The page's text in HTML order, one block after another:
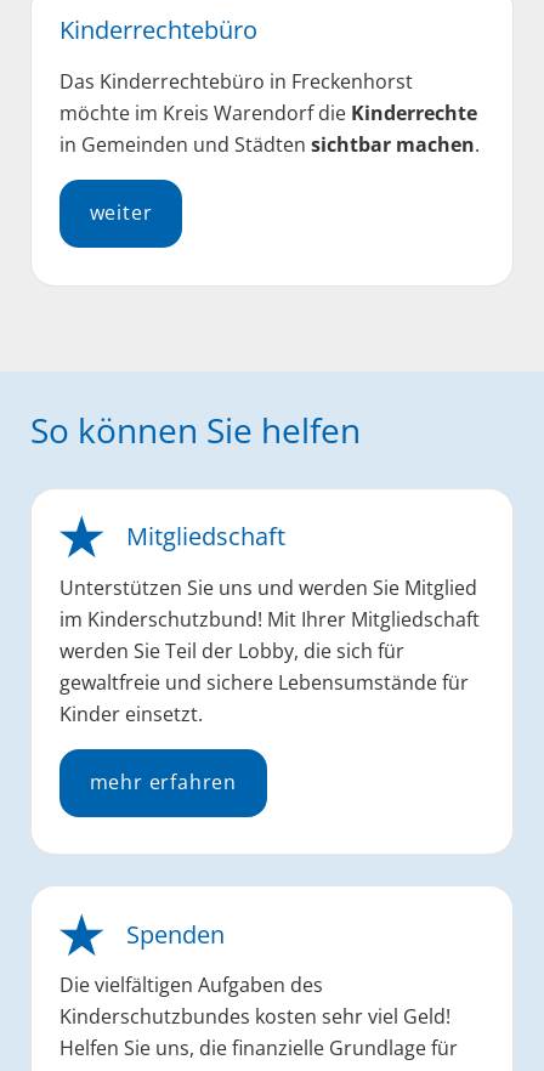
Kinderrechtebüro
Das Kinderrechtebüro in Freckenhorst
möchte im Kreis Warendorf die Kinderrechte
in Gemeinden und Städten sichtbar machen.
weiter
So können Sie helfen
Mitgliedschaft
Unterstützen Sie uns und werden Sie Mitglied
im Kinderschutzbund! Mit Ihrer Mitgliedschaft
werden Sie Teil der Lobby, die sich für
gewaltfreie und sichere Lebensumstände für
Kinder einsetzt.
mehr erfahren
Spenden
Die vielfältigen Aufgaben des
Kinderschutzbundes kosten sehr viel Geld!
Helfen Sie uns, die finanzielle Grundlage für